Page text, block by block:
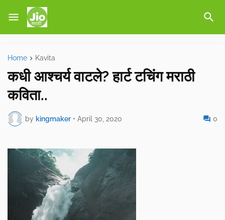
Home Kavita
कधी आश्चर्य वाटले? हार्ट टचिंग मराठी
कविता..
by kingmaker • April 30, 2020 0